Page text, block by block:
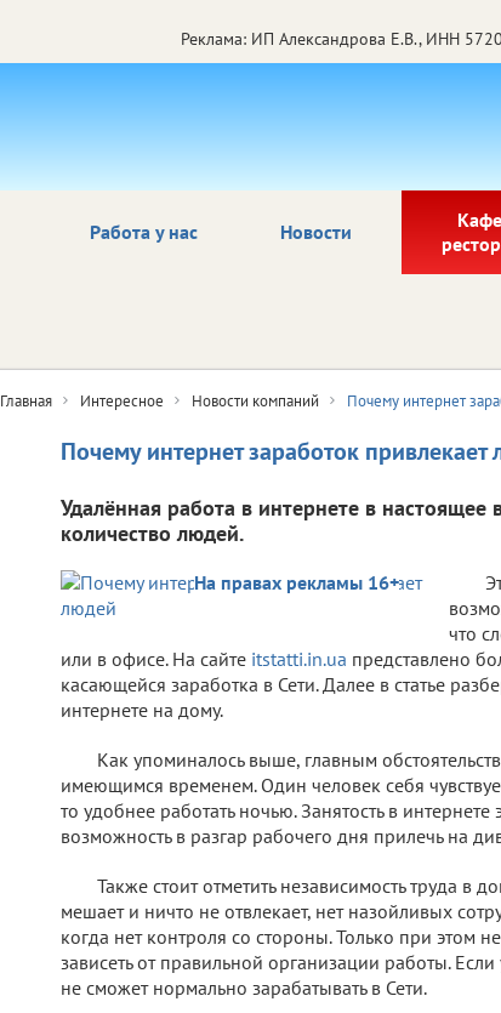
Реклама: ИП Александрова Е.В., ИНН
Работа у нас Новости
Главная Интересное Новости компаний Почему интернет
Почему интернет заработок привлекает
Удалённая работа в интернете в настоящее
количество людей.
На правах рекламы 16+
что
или в офисе. На сайте itstatti.in.ua представлено
касающейся заработка в Сети. Далее в статье
интернете на дому.
Как упоминалось выше, главным
имеющимся временем. Один человек себя
то удобнее работать ночью. Занятость в
возможность в разгар рабочего дня прилечь на
Также стоит отметить независимость труда в
мешает и ничто не отвлекает, нет назойливых
когда нет контроля со стороны. Только при этом
зависеть от правильной организации работы.
не сможет нормально зарабатывать в Сети.